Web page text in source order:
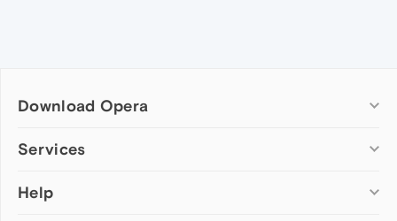
Download Opera
Computer browsers
Opera for Mac
Services
Add-ons
Help